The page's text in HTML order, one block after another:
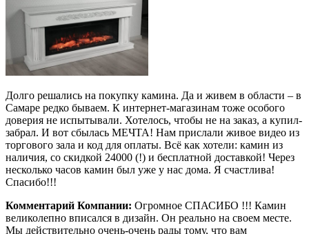
Долго решались на покупку камина. Да и живем в области – в
Самаре редко бываем. К интернет-магазинам тоже особого
доверия не испытывали. Хотелось, чтобы не на заказ, а купил-
забрал. И вот сбылась МЕЧТА! Нам прислали живое видео из
торгового зала и код для оплаты. Всё как хотели: камин из
наличия, со скидкой 24000 (!) и бесплатной доставкой! Через
несколько часов камин был уже у нас дома. Я счастлива!
Спасибо!!!
Комментарий Компании: Огромное СПАСИБО !!! Камин
великолепно вписался в дизайн. Он реально на своем месте.
Мы действительно очень-очень рады тому, что вам